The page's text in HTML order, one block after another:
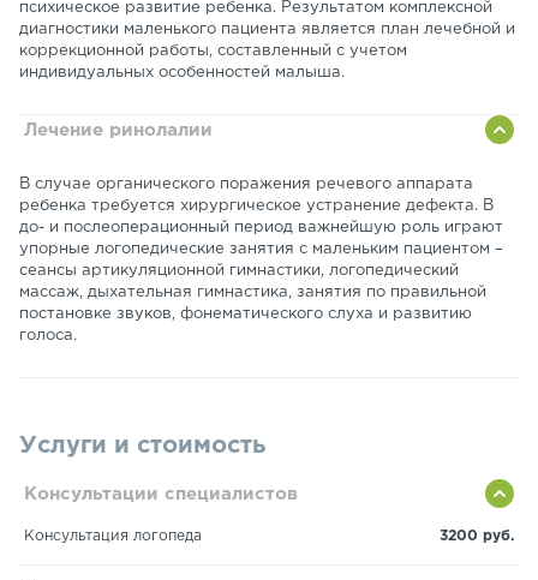
психическое развитие ребенка. Результатом комплексной
диагностики маленького пациента является план лечебной и
коррекционной работы, составленный с учетом
индивидуальных особенностей малыша.
Лечение ринолалии
В случае органического поражения речевого аппарата
ребенка требуется хирургическое устранение дефекта. В
до- и послеоперационный период важнейшую роль играют
упорные логопедические занятия с маленьким пациентом –
сеансы артикуляционной гимнастики, логопедический
массаж, дыхательная гимнастика, занятия по правильной
постановке звуков, фонематического слуха и развитию
голоса.
Услуги и стоимость
Консультации специалистов
Консультация логопеда 3200 руб.